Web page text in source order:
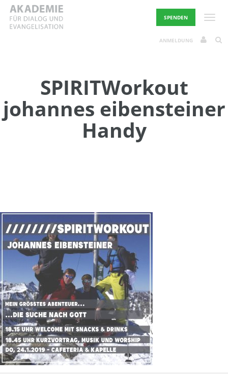
Skip
content
SPENDEN
ANMELDUNG
SPIRITWorkout
johannes eibensteiner
Handy